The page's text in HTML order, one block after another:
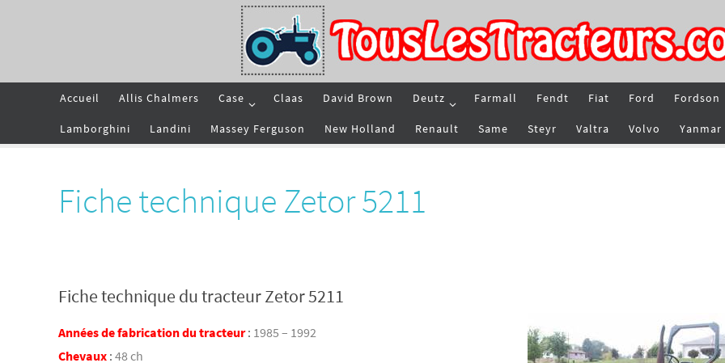
Accueil Allis Chalmers Case Claas David Brown Deutz Farmall Fendt Fiat Ford Fordson
Lamborghini Landini Massey Ferguson New Holland Renault Same Steyr Valtra Volvo Yanmar
Fiche technique Zetor 5211
Fiche technique du tracteur Zetor 5211
Années de fabrication du tracteur: 1985 – 1992
Chevaux : 48 ch